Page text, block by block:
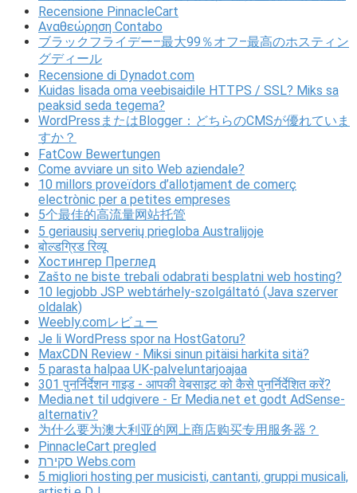
Recensione PinnacleCart
Αναθεώρηση Contabo
ブラックフライデー–最大99％オフ–最高のホスティン
グディール
Recensione di Dynadot.com
Kuidas lisada oma veebisaidile HTTPS / SSL? Miks sa
peaksid seda tegema?
WordPressまたはBlogger：どちらのCMSが優れていま
すか？
FatCow Bewertungen
Come avviare un sito Web aziendale?
10 millors proveïdors d’allotjament de comerç
electrònic per a petites empreses
5个最佳的高流量网站托管
5 geriausių serverių priegloba Australijoje
बोल्डग्रिड रिव्यू
Хостингер Преглед
Zašto ne biste trebali odabrati besplatni web hosting?
10 legjobb JSP webtárhely-szolgáltató (Java szerver
oldalak)
Weebly.comレビュー
Je li WordPress spor na HostGatoru?
MaxCDN Review - Miksi sinun pitäisi harkita sitä?
5 parasta halpaa UK-palveluntarjoajaa
301 पुनर्निर्देशन गाइड - आपकी वेबसाइट को कैसे पुनर्निर्देशित करें?
Media.net til udgivere - Er Media.net et godt AdSense-
alternativ?
为什么要为澳大利亚的网上商店购买专用服务器？
PinnacleCart pregled
סקירת Webs.com
5 migliori hosting per musicisti, cantanti, gruppi musicali,